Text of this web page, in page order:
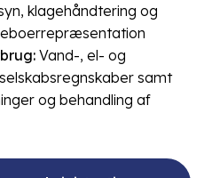
klagehåndtering og
Vand-, el- og
samt
og behandling af